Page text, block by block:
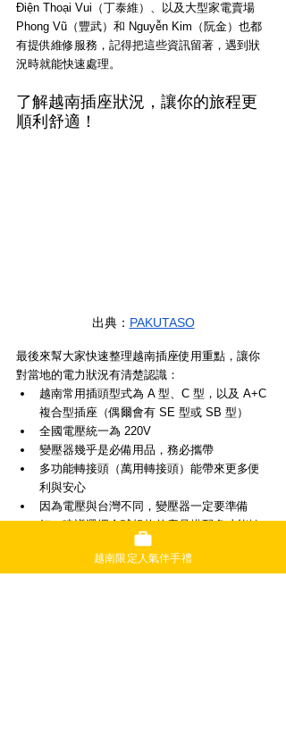
Điện Thoại Vui（丁泰維）、以及大型家電賣場
Phong Vũ（豐武）和 Nguyễn Kim（阮金）也都
有提供維修服務，記得把這些資訊留著，遇到狀
況時就能快速處理。
了解越南插座狀況，讓你的旅程更
順利舒適！
出典： PAKUTASO
最後來幫大家快速整理越南插座使用重點，讓你
對當地的電力狀況有清楚認識：
越南常用插頭型式為 A 型、C 型，以及 A+C
複合型插座（偶爾會有 SE 型或 SB 型）
全國電壓統一為 220V
變壓器幾乎是必備用品，務必攜帶
多功能轉接頭（萬用轉接頭）能帶來更多便
利與安心
因為電壓與台灣不同，變壓器一定要準備
好，建議選擇全球規格的產品搭配多功能轉
接頭，這樣無論去哪個國家都好用
如果是第一次到越南旅行，以下物品準備齊全，
越南限定人氣伴手禮